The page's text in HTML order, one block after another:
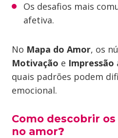
Os desafios mais
afetiva.
No Mapa do Amor, os
Motivação e Impressão
quais padrões podem
emocional.
Como descobrir
no amor?